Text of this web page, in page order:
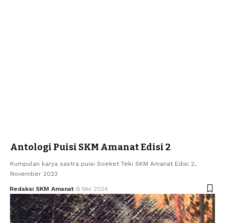
Antologi Puisi SKM Amanat Edisi 2
Kumpulan karya sastra puisi Soeket Teki SKM Amanat Edisi 2,
November 2023
Redaksi SKM Amanat 6 Mei 2024